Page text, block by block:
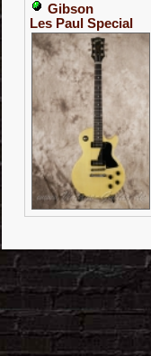
Gibson
Les Paul Special